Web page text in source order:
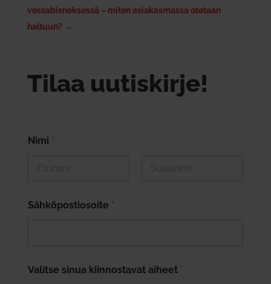
vessabisneksessä – miten asiakasmassa otetaan
haltuun? →
Tilaa uutiskirje!
Nimi *
Sähköpostiosoite *
Valitse sinua kiinnostavat aiheet *